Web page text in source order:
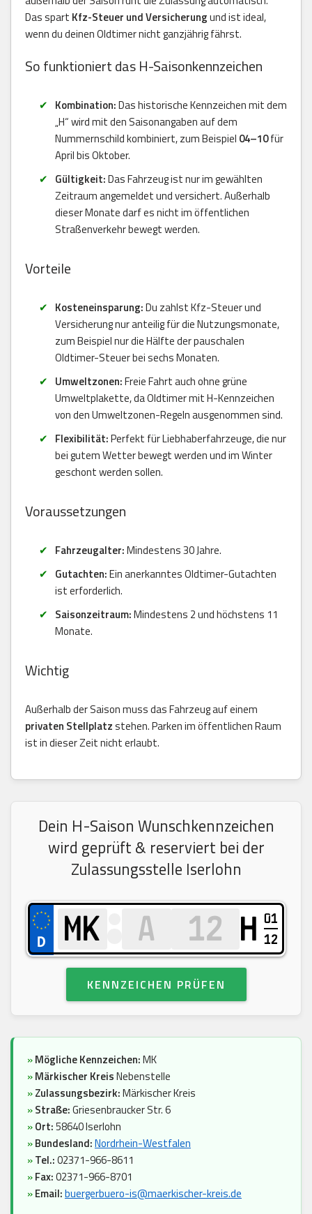
Das spart Kfz-Steuer und Versicherungund ist ideal,
wenn du deinen Oldtimer nicht ganzjährig fährst.
So funktioniert das H-Saisonkennzeichen
Kombination:Das historische Kennzeichen mit dem
„H“ wird mit den Saisonangaben auf dem
Nummernschild kombiniert, zum Beispiel 04–10für
April bis Oktober.
Gültigkeit:Das Fahrzeug ist nur im gewählten
Zeitraum angemeldet und versichert. Außerhalb
dieser Monate darf es nicht im öffentlichen
Straßenverkehr bewegt werden.
Vorteile
Kosteneinsparung:Du zahlst Kfz-Steuer und
Versicherung nur anteilig für die Nutzungsmonate,
zum Beispiel nur die Hälfte der pauschalen
Oldtimer-Steuer bei sechs Monaten.
Umweltzonen:Freie Fahrt auch ohne grüne
Umweltplakette, da Oldtimer mit H-Kennzeichen
von den Umweltzonen-Regeln ausgenommen sind.
Flexibilität:Perfekt für Liebhaberfahrzeuge, die nur
bei gutem Wetter bewegt werden und im Winter
geschont werden sollen.
Voraussetzungen
Fahrzeugalter:Mindestens 30 Jahre.
Gutachten:Ein anerkanntes Oldtimer-Gutachten
ist erforderlich.
Saisonzeitraum:Mindestens 2 und höchstens 11
Monate.
Wichtig
Außerhalb der Saison muss das Fahrzeug auf einem
privaten Stellplatzstehen. Parken im öffentlichen Raum
ist in dieser Zeit nicht erlaubt.
Dein H-Saison Wunschkennzeichen
wird geprüft & reserviert bei der
Zulassungsstelle Iserlohn
H 01
12
KENNZEICHEN PRÜFEN
»Mögliche Kennzeichen:MK
»Märkischer KreisNebenstelle
»Zulassungsbezirk:Märkischer Kreis
»Straße:Griesenbraucker Str. 6
»Ort:58640 Iserlohn
»Bundesland:Nordrhein-Westfalen
»Tel.:02371-966-8611
»Fax:02371-966-8701
»Email:buergerbuero-is@maerkischer-kreis.de